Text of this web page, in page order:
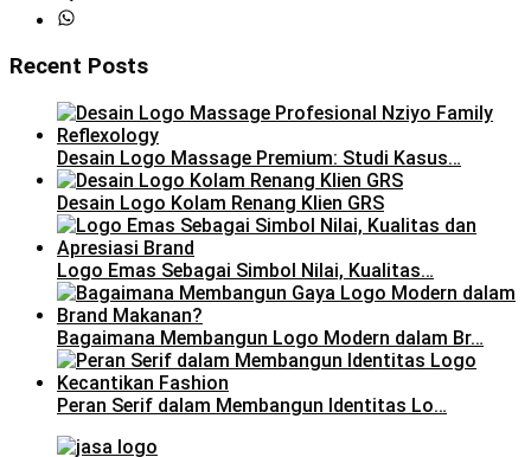
Recent Posts
Desain Logo Massage Premium: Studi Kasus…
Desain Logo Kolam Renang Klien GRS
Logo Emas Sebagai Simbol Nilai, Kualitas…
Bagaimana Membangun Logo Modern dalam Br…
Peran Serif dalam Membangun Identitas Lo…